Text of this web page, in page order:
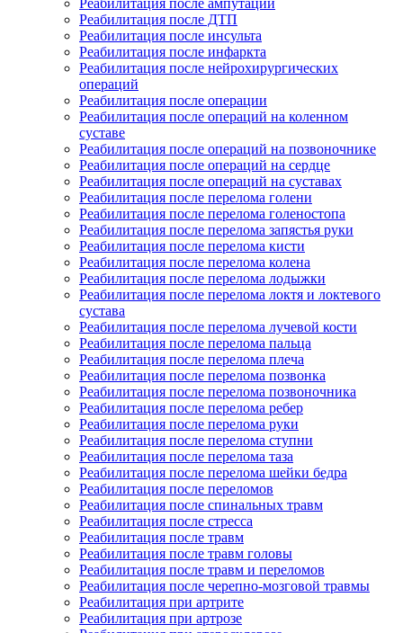
Реабилитация после ампутаций
Реабилитация после ДТП
Реабилитация после инсульта
Реабилитация после инфаркта
Реабилитация после нейрохирургических
операций
Реабилитация после операции
Реабилитация после операций на коленном
суставе
Реабилитация после операций на позвоночнике
Реабилитация после операций на сердце
Реабилитация после операций на суставах
Реабилитация после перелома голени
Реабилитация после перелома голеностопа
Реабилитация после перелома запястья руки
Реабилитация после перелома кисти
Реабилитация после перелома колена
Реабилитация после перелома лодыжки
Реабилитация после перелома локтя и локтевого
сустава
Реабилитация после перелома лучевой кости
Реабилитация после перелома пальца
Реабилитация после перелома плеча
Реабилитация после перелома позвонка
Реабилитация после перелома позвоночника
Реабилитация после перелома ребер
Реабилитация после перелома руки
Реабилитация после перелома ступни
Реабилитация после перелома таза
Реабилитация после перелома шейки бедра
Реабилитация после переломов
Реабилитация после спинальных травм
Реабилитация после стресса
Реабилитация после травм
Реабилитация после травм головы
Реабилитация после травм и переломов
Реабилитация после черепно-мозговой травмы
Реабилитация при артрите
Реабилитация при артрозе